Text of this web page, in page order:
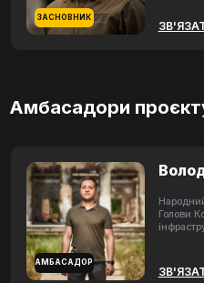
ЗАСНОВНИК
Амбасадори
АМБАСАДОР
Голови